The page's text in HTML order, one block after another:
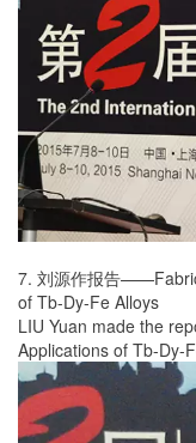
7. 刘源作报告
of Tb-Dy-Fe Alloys
LIU Yuan made the
Applications of Tb-Dy-